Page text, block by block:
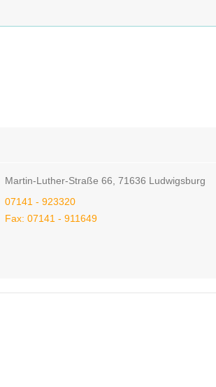
Martin-Luther-Straße 66, 71636 Ludwigsburg
07141 - 923320
Fax: 07141 - 911649